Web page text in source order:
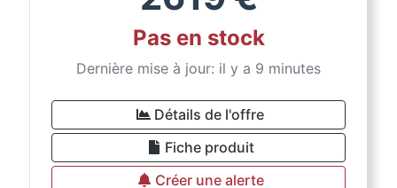
Pas en stock
Dernière mise à jour: il y a 9 minutes
Détails de l'offre
Fiche produit
Créer une alerte